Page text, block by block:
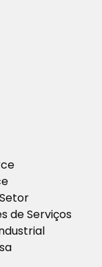
de Serviços